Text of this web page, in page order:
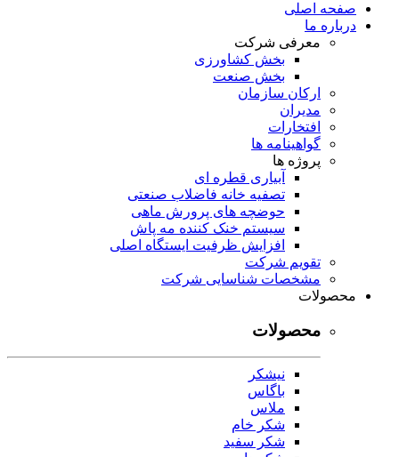
صفحه اصلی
درباره ما
معرفی شرکت
بخش کشاورزی
بخش صنعت
ارکان سازمان
مدیران
افتخارات
گواهینامه ها
پروژه ها
آبیاری قطره ای
تصفیه خانه فاضلاب صنعتی
حوضچه های پرورش ماهی
سیستم خنک کننده مه پاش
افزایش ظرفیت ایستگاه اصلی
تقویم شرکت
مشخصات شناسایی شرکت
محصولات
محصولات
نیشکر
باگاس
ملاس
شکر خام
شکر سفید